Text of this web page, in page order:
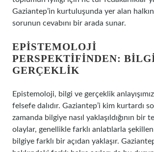
Gaziantep’in kurtuluşunda yer alan
sorunun cevabını bir arada sunar.
EPISTEMOLOJI
PERSPEKTIFINDEN:
GERÇEKLIK
Epistemoloji, bilgi ve gerçeklik
felsefe dalıdır. Gaziantep’i kim kurtardı
zamanda bilgiye nasıl yaklaşıldığının bir
olaylar, genellikle farklı anlatılarla
bilgiye farklı bir açıdan yaklaşır.